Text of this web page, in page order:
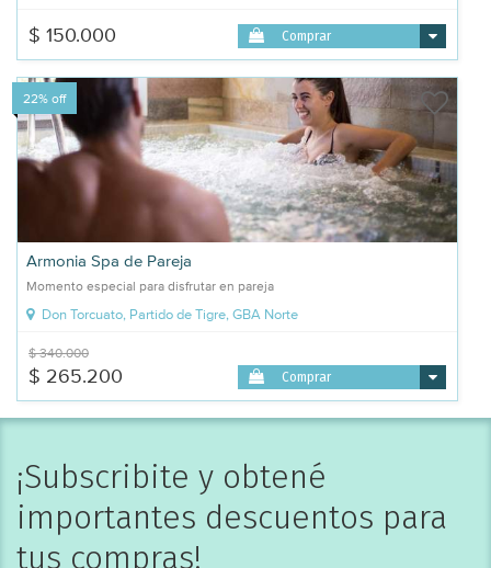
$ 150.000 Comprar
22% off
Armonia Spa de Pareja
Momento especial para disfrutar en pareja
Don Torcuato, Partido de Tigre, GBA Norte
$ 340.000
$ 265.200 Comprar
¡Subscribite y obtené
importantes descuentos para
tus compras!